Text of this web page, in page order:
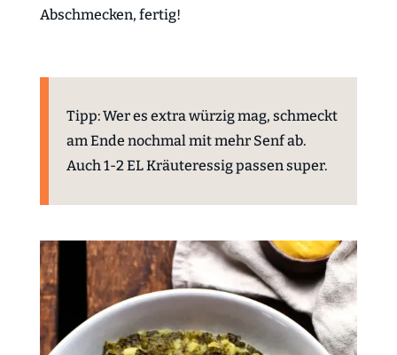
Abschmecken, fertig!
Tipp: Wer es extra würzig mag, schmeckt
am Ende nochmal mit mehr Senf ab.
Auch 1-2 EL Kräuteressig passen super.